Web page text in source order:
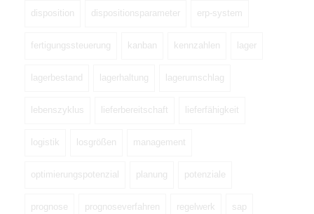
disposition dispositionsparameter erp-system
fertigungssteuerung kanban kennzahlen lager
lagerbestand lagerhaltung lagerumschlag
lebenszyklus lieferbereitschaft lieferfähigkeit
logistik losgrößen management
optimierungspotenzial planung potenziale
prognose prognoseverfahren regelwerk sap